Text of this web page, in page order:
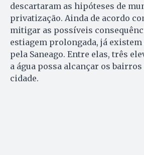
descartaram as hipóteses de
privatização. Ainda de acordo
mitigar as possíveis
estiagem prolongada, já existem
pela Saneago. Entre elas, três
a água possa alcançar os
cidade.